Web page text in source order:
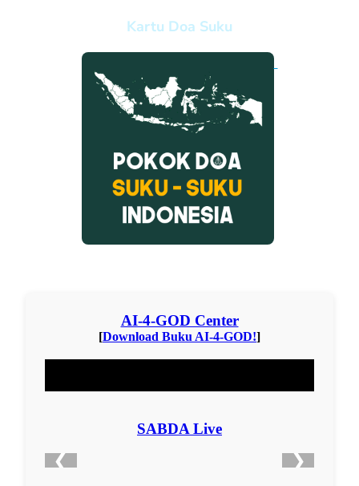
Kartu Doa Suku